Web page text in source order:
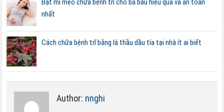
Bật mí mẹo chữa bệnh trĩ cho ba bầu hiệu quả và an toàn
nhất
Cách chữa bệnh trĩ bằng lá thầu dầu tía tại nhà ít ai biết
Author: nnghi